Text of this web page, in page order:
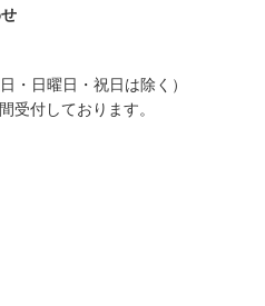
・日曜日・祝日は除く）
受付しております。